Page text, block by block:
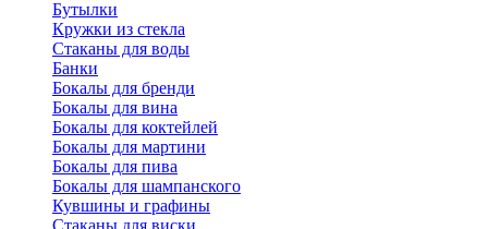
Бутылки
Кружки из стекла
Стаканы для воды
Банки
Бокалы для бренди
Бокалы для вина
Бокалы для коктейлей
Бокалы для мартини
Бокалы для пива
Бокалы для шампанского
Кувшины и графины
Стаканы для виски